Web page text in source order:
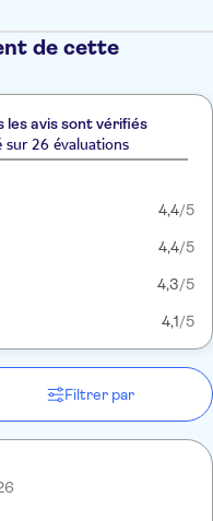
de cette
les avis sont vérifiés
sur 26 évaluations
4,4/5
4,4/5
4,3/5
4,1/5
Filtrer par